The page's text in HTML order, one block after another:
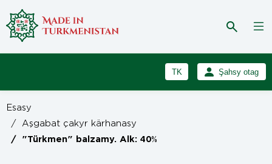
TK
RU
Şahsy otag
Esasy
/ Aşgabat çakyr kärhanasy
/ "Türkmen" balzamy. Alk: 40%